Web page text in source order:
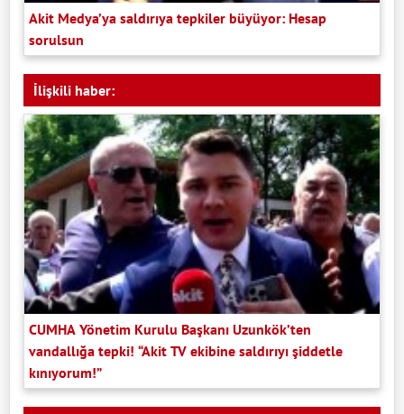
Akit Medya’ya saldırıya tepkiler büyüyor: Hesap
sorulsun
İlişkili haber:
CUMHA Yönetim Kurulu Başkanı Uzunkök’ten
vandallığa tepki! “Akit TV ekibine saldırıyı şiddetle
kınıyorum!”